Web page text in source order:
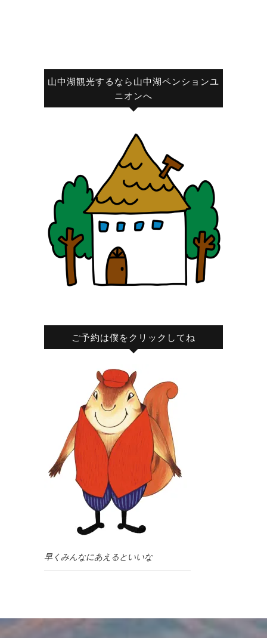
山中湖観光するなら山中湖ペンションユ
ニオンへ
ご予約は僕をクリックしてね
早くみんなにあえるといいな